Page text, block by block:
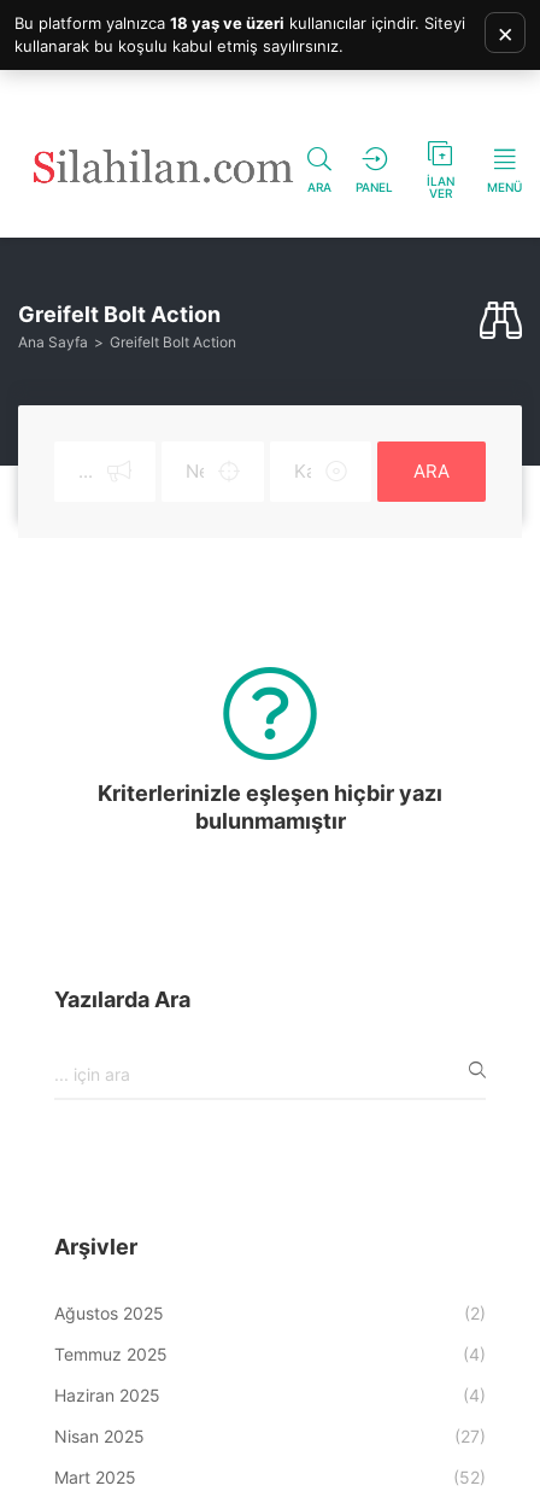
ARA PANEL
İLAN
VER
MENÜ
Greifelt Bolt Action
Ana Sayfa Greifelt Bolt Action
ARA
Kriterlerinizle eşleşen hiçbir yazı
bulunmamıştır
Yazılarda Ara
Arşivler
Ağustos 2025
(2)
Temmuz 2025
(4)
Haziran 2025
(4)
Nisan 2025
(27)
Mart 2025
(52)
Bu platform yalnızca 18 yaş ve üzeri kullanıcılar içindir. Siteyi
kullanarak bu koşulu kabul etmiş sayılırsınız.
×